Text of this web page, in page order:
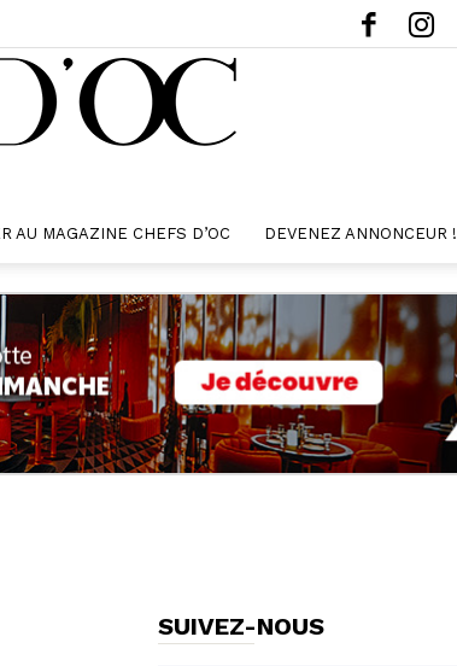
AU MAGAZINE CHEFS D’OC DEVENEZ ANNONCEUR !
SUIVEZ-NOUS